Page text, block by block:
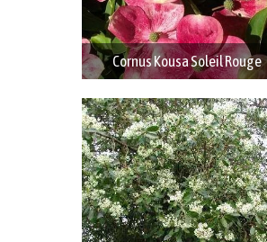
Cornus Kousa Soleil Rouge